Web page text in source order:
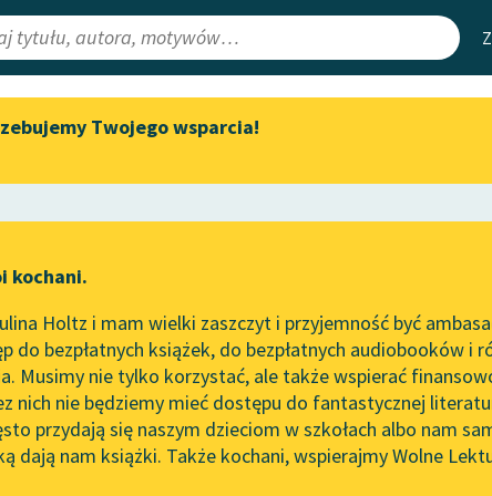
Lektury
redakcyjne
Aktualności
„Prokurator Alicja Horn” do
literatury skandynawskiej
Spotkanie z Katarzyną Tunkiel
w Oslo
102. lata temu zmarł Joseph
Conrad
Mapa
Leśmianator
API
OAI-PMH
Widget
Twojego wsparcia!
kochani.
Holtz i mam wielki zaszczyt i przyjemność być
do bezpłatnych książek, do bezpłatnych audiobooków i
Musimy nie tylko korzystać, ale także wspierać
nich nie będziemy mieć dostępu do fantastycznej
przydają się naszym dzieciom w szkołach albo nam
dają nam książki. Także kochani, wspierajmy Wolne
Susan Coolidge✖